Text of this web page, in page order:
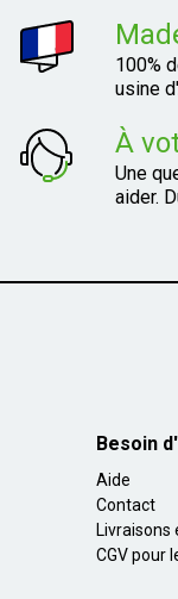
100%
usine
À
Une
aider.
Besoin
Aide
Contact
Livraisons
CGV pour